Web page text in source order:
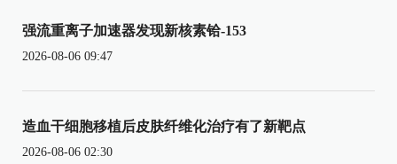
强流重离子加速器发现新核素铪-153
2026-08-06 09:47
造血干细胞移植后皮肤纤维化治疗有了新靶点
2026-08-06 02:30